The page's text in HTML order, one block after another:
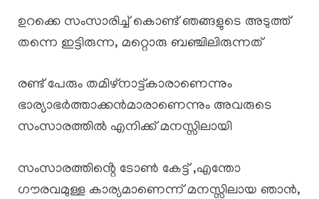
ഉറക്കെ സംസാരിച്ച് കൊണ്ട് ഞങ്ങളുടെ അടുത്ത്
തന്നെ ഇട്ടിരുന്ന, മറ്റൊരു ബഞ്ചിലിരുന്നത്
രണ്ട് പേരും തമിഴ്നാട്ട്കാരാണെന്നും
ഭാര്യാഭർത്താക്കൻമാരാണെന്നും അവരുടെ
സംസാരത്തിൽ എനിക്ക് മനസ്സിലായി
സംസാരത്തിൻ്റെ ടോൺ കേട്ട് ,എന്തോ
ഗൗരവമുള്ള കാര്യമാണെന്ന് മനസ്സിലായ ഞാൻ,